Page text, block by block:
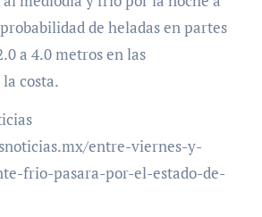
de heladas en partes
a 4.0 metros en las
costa.
entre-viernes-y-
frio-pasara-por-el-estado-de-